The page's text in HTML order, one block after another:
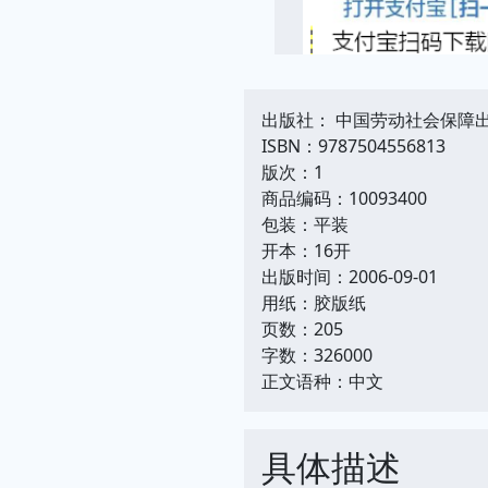
出版社： 中国劳动社会保障
ISBN：9787504556813
版次：1
商品编码：10093400
包装：平装
开本：16开
出版时间：2006-09-01
用纸：胶版纸
页数：205
字数：326000
正文语种：中文
具体描述